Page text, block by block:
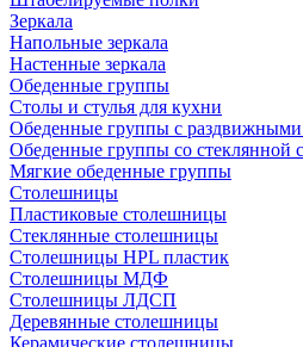
Зеркала
Напольные зеркала
Настенные зеркала
Обеденные группы
Столы и стулья для кухни
Обеденные группы с раздвижными
Обеденные группы со стеклянной
Мягкие обеденные группы
Столешницы
Пластиковые столешницы
Стеклянные столешницы
Столешницы HPL пластик
Столешницы МДФ
Столешницы ЛДСП
Деревянные столешницы
Керамические столешницы